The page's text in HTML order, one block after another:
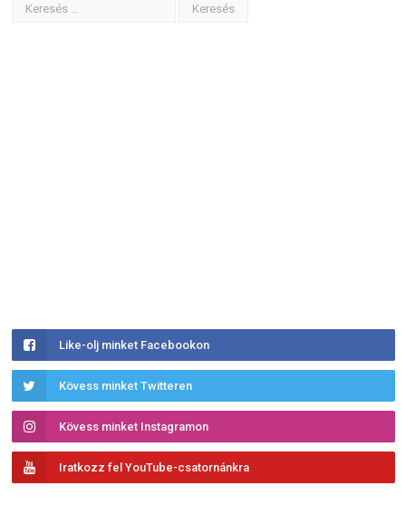
Like-olj minket Facebookon
Kövess minket Twitteren
Kövess minket Instagramon
Iratkozz fel YouTube-csatornánkra